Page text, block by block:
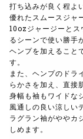
打ち込みが良く程よ
優れたスムースジャ
10ozジャージーとス
るシーンで使い勝手
ヘンプを加えること
す。
また、ヘンプのドラ
らかさを加え、直接
身幅も袖もワイドな
風通しの良い涼しい
ラグラン袖がややカ
しめます。